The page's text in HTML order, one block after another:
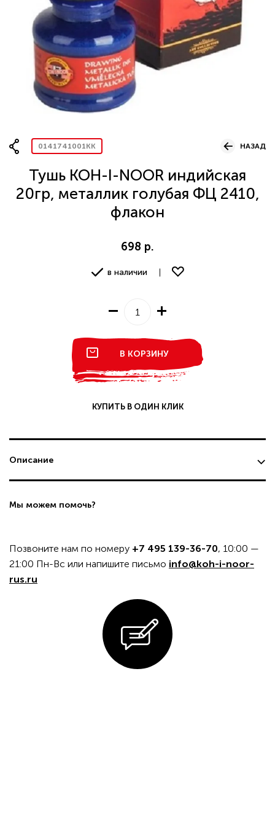
0141741001KK НАЗАД
Тушь KOH-I-NOOR индийская
20гр, металлик голубая ФЦ 2410,
флакон
698 р.
в наличии
В КОРЗИНУ
КУПИТЬ В ОДИН КЛИК
Описание
Мы можем помочь?
Позвоните нам по номеру +7 495 139-36-70, 10:00 —
21:00 Пн-Вс или напишите письмо info@koh-i-noor-
rus.ru
Вопрос по представительству
ОСТАВИТЬ ЗАЯВКУ